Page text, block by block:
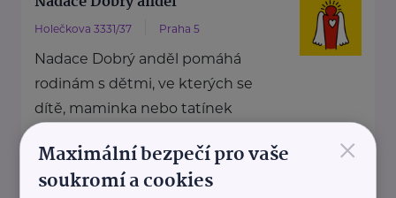
Holečkova 3331/37 Praha 5
Nadace Dobrý anděl pomáhá
rodinám s dětmi, ve kterých se
dítě, maminka nebo tatínek
https://www.dobryandel.cz/
×
Maximální bezpečí pro vaše
soukromí a cookies